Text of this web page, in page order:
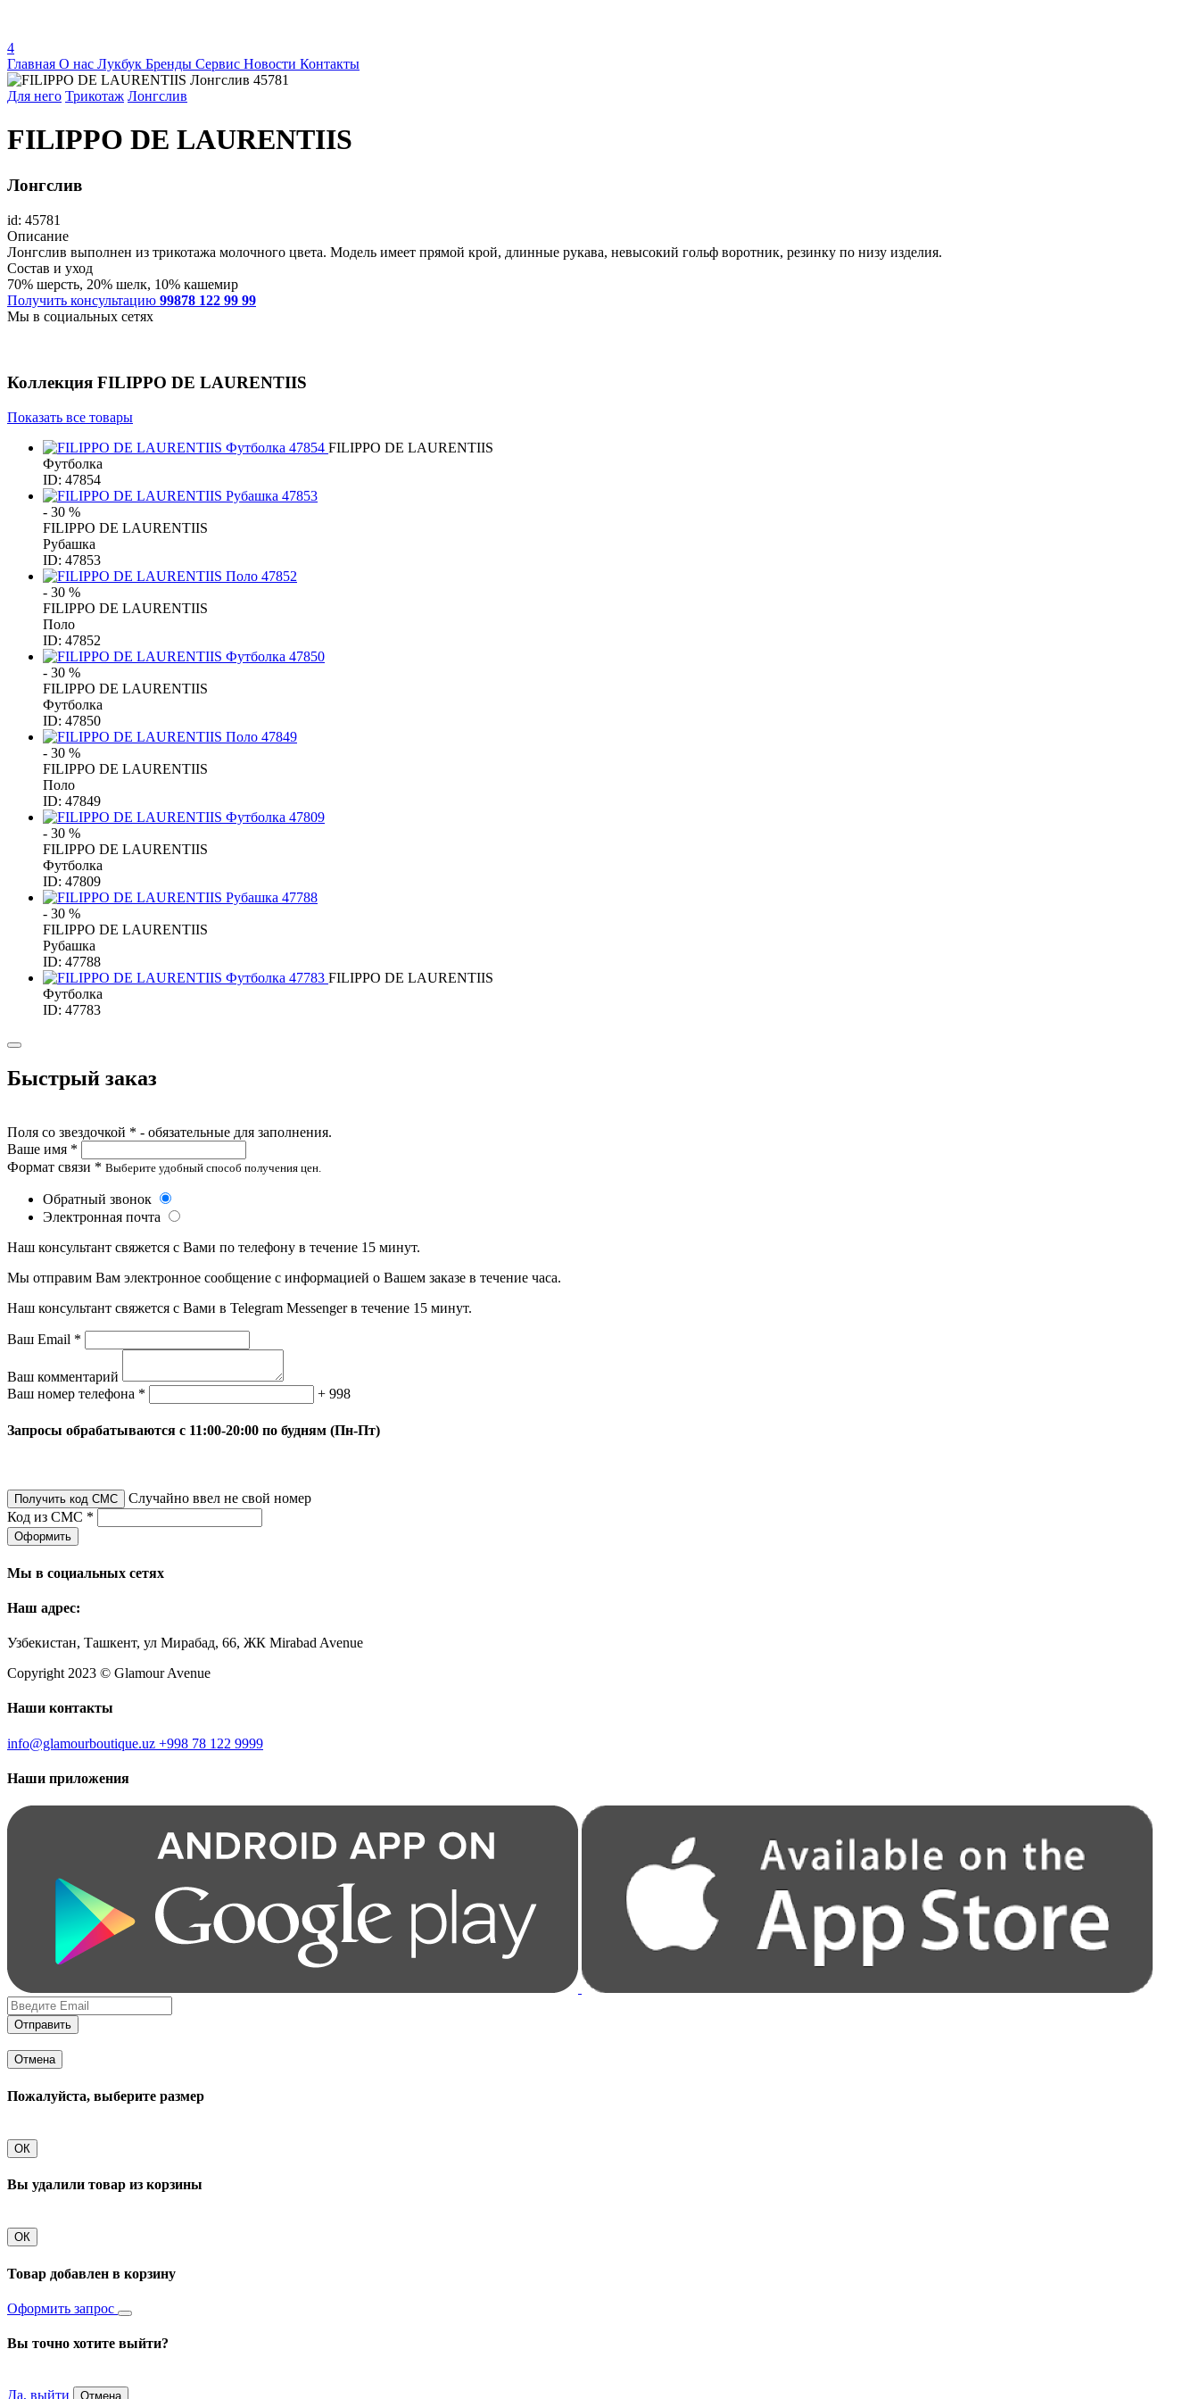
4
Главная О нас Лукбук Бренды Сервис Новости Контакты
Для него Трикотаж Лонгслив
FILIPPO DE LAURENTIIS
Лонгслив
id: 45781
Описание
Лонгслив выполнен из трикотажа молочного цвета. Модель имеет прямой крой, длинные рукава, невысокий гольф воротник, резинку по низу изделия.
Состав и уход
70% шерсть, 20% шелк, 10% кашемир
Получить консультацию 99878 122 99 99
Мы в социальных сетях
Коллекция FILIPPO DE LAURENTIIS
Показать все товары
FILIPPO DE LAURENTIIS
Футболка
ID: 47854
- 30 %
FILIPPO DE LAURENTIIS
Рубашка
ID: 47853
- 30 %
FILIPPO DE LAURENTIIS
Поло
ID: 47852
- 30 %
FILIPPO DE LAURENTIIS
Футболка
ID: 47850
- 30 %
FILIPPO DE LAURENTIIS
Поло
ID: 47849
- 30 %
FILIPPO DE LAURENTIIS
Футболка
ID: 47809
- 30 %
FILIPPO DE LAURENTIIS
Рубашка
ID: 47788
FILIPPO DE LAURENTIIS
Футболка
ID: 47783
Быстрый заказ
Поля со звездочкой * - обязательные для заполнения.
Ваше имя *
Формат связи * Выберите удобный способ получения цен.
Обратный звонок
Электронная почта
Наш консультант свяжется с Вами по телефону в течение 15 минут.
Мы отправим Вам электронное сообщение с информацией о Вашем заказе в течение часа.
Наш консультант свяжется с Вами в Telegram Messenger в течение 15 минут.
Ваш Email *
Ваш комментарий
Ваш номер телефона *
+ 998
Запросы обрабатываются с 11:00-20:00 по будням (Пн-Пт)
Получить код СМС
Случайно ввел не свой номер
Код из СМС *
Оформить
Мы в социальных сетях
Наш адрес:
Узбекистан, Ташкент, ул Мирабад, 66, ЖК Mirabad Avenue
Copyright 2023 © Glamour Avenue
Наши контакты
info@glamourboutique.uz +998 78 122 9999
Наши приложения
Отправить
Отмена
Пожалуйста, выберите размер
ОК
Вы удалили товар из корзины
ОК
Товар добавлен в корзину
Оформить запрос
Вы точно хотите выйти?
Да, выйти Отмена